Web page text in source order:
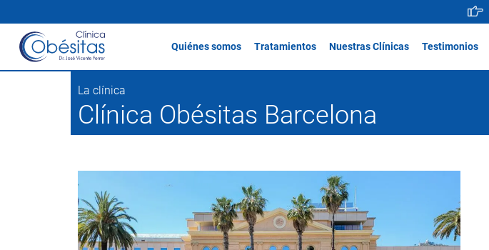
Quiénes somos Tratamientos Nuestras Clínicas Testimonios
La clínica
Clínica Obésitas Barcelona